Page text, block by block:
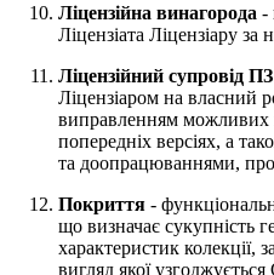
Ліцензійна винагорода -
Ліцензіата Ліцензіару за
Ліцензійний супровід ПЗ
Ліцензіаром на власний
виправленням можливих
попередніх версіях, а
та доопрацюваннями,
Покриття -
що визначає сукупність
характеристик колекції,
вигляд якої